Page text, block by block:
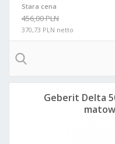
Stara cena
456,00 PLN
370,73 PLN netto
Geberit Delta